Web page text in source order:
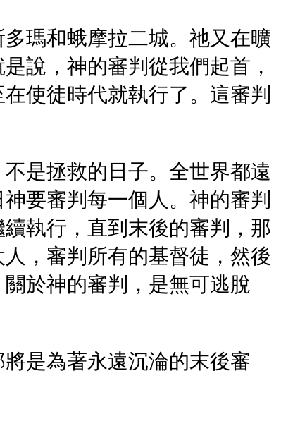
瑪和蛾摩拉二城。祂又在曠
說，神的審判從我們起首，
使徒時代就執行了。這審判
是拯救的日子。全世界都遠
要審判每一個人。神的審判
執行，直到末後的審判，那
，審判所有的基督徒，然後
於神的審判，是無可逃脫
是為著永遠沉淪的末後審